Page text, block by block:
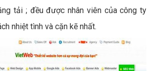
tải ; đều được nhân viên của công ty
nhiệt tình và cặn kẽ nhất.